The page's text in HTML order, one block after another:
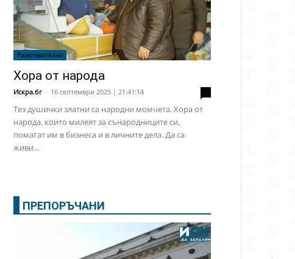
Развлекателно
Хора от народа
Искра.бг - 16 септември 2025 | 21:41:14
Тез душички златни са народни момчета. Хора от
народа, които милеят за сънародниците си,
помагат им в бизнеса и в личните дела. Да са
живи...
ПРЕПОРЪЧАНИ